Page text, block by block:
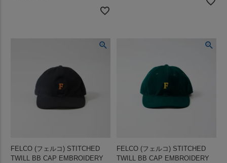
FELCO (フェルコ) STITCHED
TWILL BB CAP EMBROIDERY
FELCO (フェルコ) STITCHED
TWILL BB CAP EMBROIDERY